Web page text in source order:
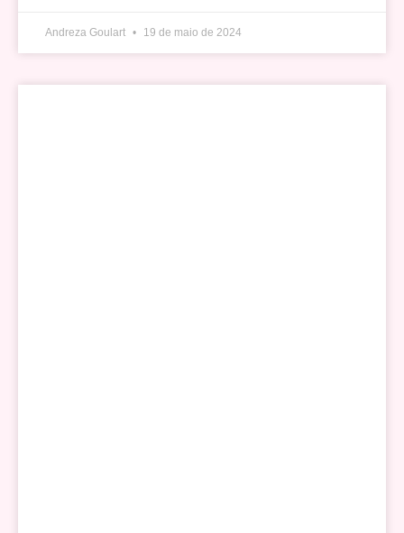
Andreza Goulart 19 de maio de 2024